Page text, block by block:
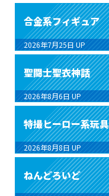
合金系フィギュア
2026年7月25日 UP
聖闘士聖衣神話
2026年8月6日 UP
特撮ヒーロー系玩具
2026年8月8日 UP
ねんどろいど